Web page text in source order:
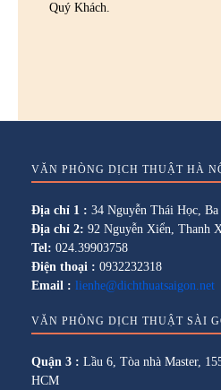
Quý Khách.
VĂN PHÒNG DỊCH THUẬT HÀ
Địa chỉ 1 : 34 Nguyễn Thái Học,
Địa chỉ 2: 92 Nguyễn Xiển, Thanh
Tel: 024.39903758
Điện thoại : 0932232318
Email : lienhe@dichthuatsaigon.net
VĂN PHÒNG DỊCH THUẬT SÀI
Quận 3 : Lầu 6, Tòa nhà Master,
HCM